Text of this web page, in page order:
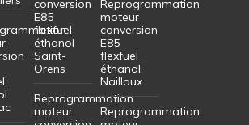
conversion
E85
flexfuel
éthanol
Saint-
Orens
Reprogrammation
moteur
Reprogrammation
moteur
conversion
E85
flexfuel
éthanol
Nailloux
Reprogrammation